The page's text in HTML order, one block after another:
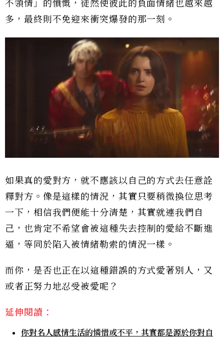
不領情」的憤慨，徒然使彼此的負面情緒也越來越
多，最終則不免迎來衝突爆發的那一刻。
如果真的愛對方，就不應該以自己的方式去任意詮
釋對方。像是這樣的情況，其實只要稍微換位思考
一下，相信我們便能十分清楚，其實就連我們自
己，也肯定不希望會被這種失去控制的愛給不斷進
逼，等同於陷入被情緒勒索的情況一樣。
而你，是否也正在以這種錯誤的方式愛著別人，又
或者正努力地忍受被愛呢？
延伸閱讀：
你對名人感情生活的憐惜或不平，其實都是源於你對自